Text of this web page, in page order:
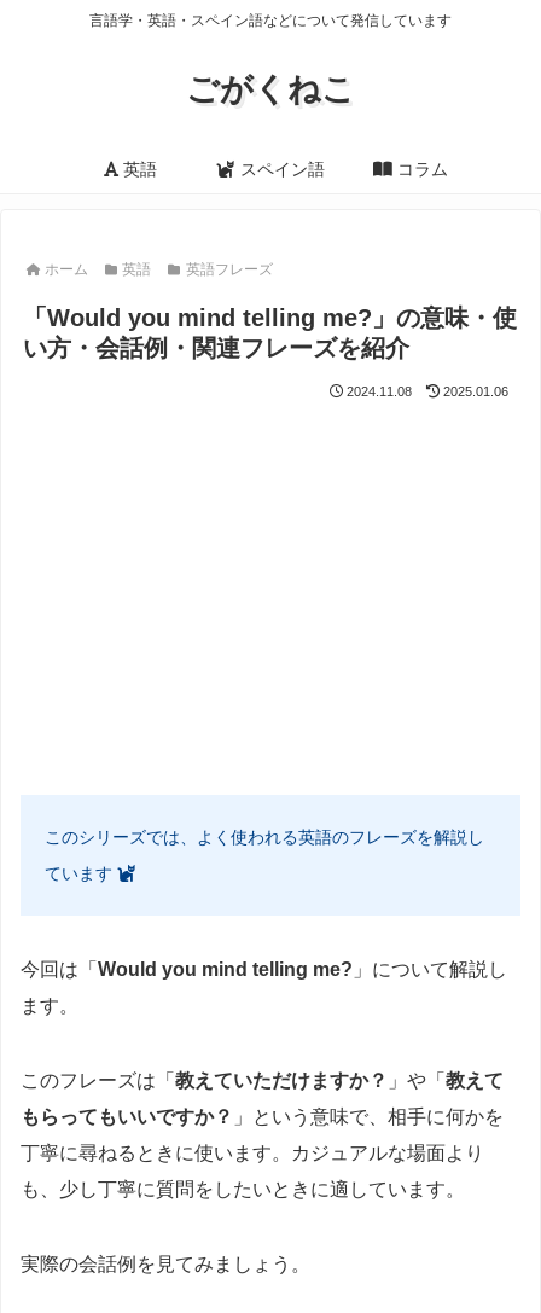
言語学・英語・スペイン語などについて発信しています
ごがくねこ
英語 スペイン語 コラム
ホーム 英語 英語フレーズ
「Would you mind telling me?」の意味・使
い方・会話例・関連フレーズを紹介
2024.11.08 2025.01.06
このシリーズでは、よく使われる英語のフレーズを解説し
ています
今回は「 Would you mind telling me? 」について解説し
ます。
このフレーズは「 教えていただけますか？ 」や「 教えて
もらってもいいですか？ 」という意味で、相手に何かを
丁寧に尋ねるときに使います。カジュアルな場面より
も、少し丁寧に質問をしたいときに適しています。
実際の会話例を見てみましょう。